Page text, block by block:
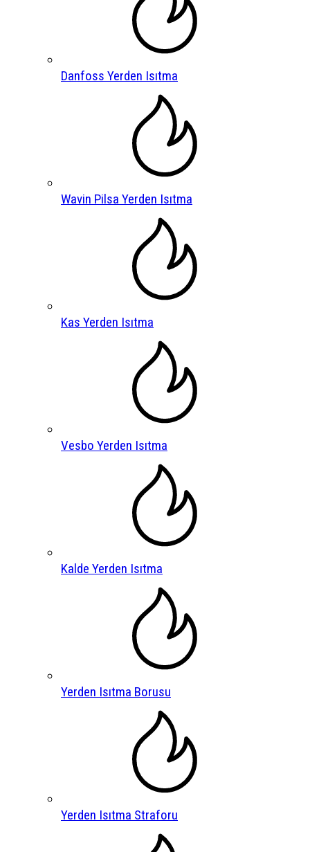
Danfoss Yerden Isıtma
Wavin Pilsa Yerden Isıtma
Kas Yerden Isıtma
Vesbo Yerden Isıtma
Kalde Yerden Isıtma
Yerden Isıtma Borusu
Yerden Isıtma Straforu